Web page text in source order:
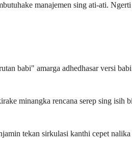
manajemen sing ati-ati.
babi" amarga adhedhasar versi
minangka rencana serep sing isih
tekan sirkulasi kanthi cepet